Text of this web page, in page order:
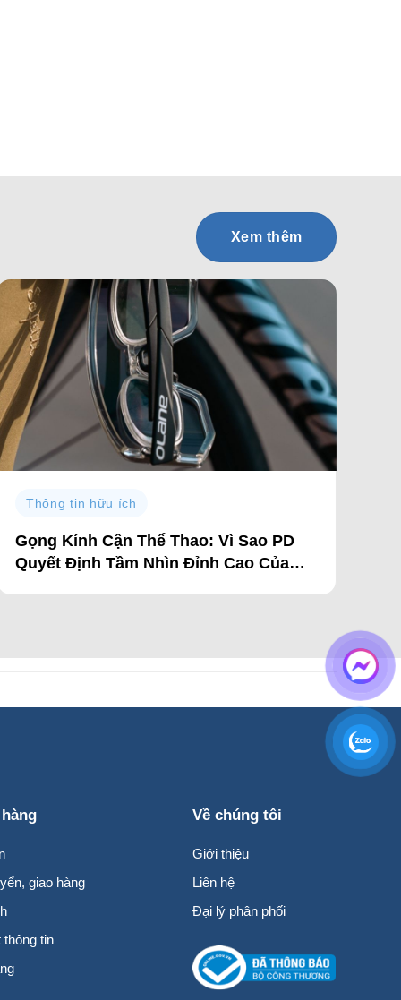
Xem thêm
Thông tin hữu ích
Gọng Kính Cận Thể Thao: Vì Sao PD
Quyết Định Tầm Nhìn Đỉnh Cao Của
giao hàng
tin
Về chúng tôi
Giới thiệu
Liên hệ
Đại lý phân phối